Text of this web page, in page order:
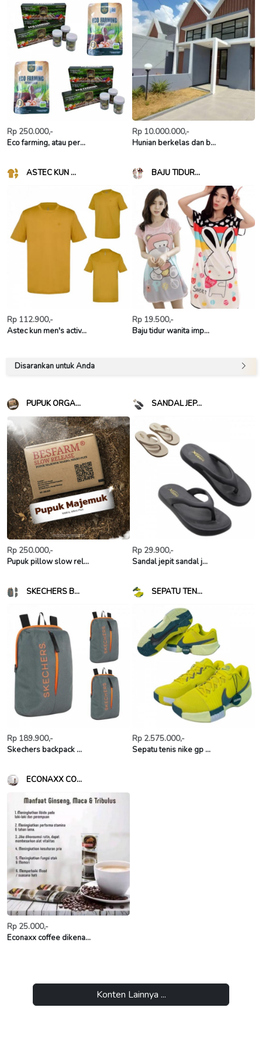
Rp 250.000,-
Eco farming, atau per...
Rp 10.000.000,-
Hunian berkelas dan b...
ASTEC KUN ...
Rp 112.900,-
Astec kun men's activ...
BAJU TIDUR...
Rp 19.500,-
Baju tidur wanita imp...
Disarankan untuk Anda
PUPUK ORGA...
Rp 250.000,-
Pupuk pillow slow rel...
SANDAL JEP...
Rp 29.900,-
Sandal jepit sandal j...
SKECHERS B...
Rp 189.900,-
Skechers backpack ...
SEPATU TEN...
Rp 2.575.000,-
Sepatu tenis nike gp ...
ECONAXX CO...
Rp 25.000,-
Econaxx coffee dikena...
Konten Lainnya ...